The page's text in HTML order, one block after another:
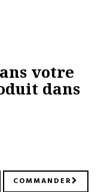
votre
dans
COMMANDER